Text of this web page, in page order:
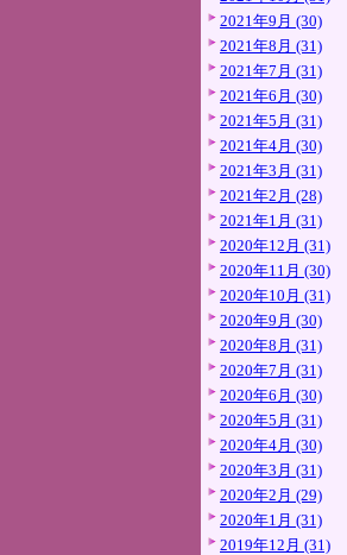
2021年9月 (30)
2021年8月 (31)
2021年7月 (31)
2021年6月 (30)
2021年5月 (31)
2021年4月 (30)
2021年3月 (31)
2021年2月 (28)
2021年1月 (31)
2020年12月 (31)
2020年11月 (30)
2020年10月 (31)
2020年9月 (30)
2020年8月 (31)
2020年7月 (31)
2020年6月 (30)
2020年5月 (31)
2020年4月 (30)
2020年3月 (31)
2020年2月 (29)
2020年1月 (31)
2019年12月 (31)